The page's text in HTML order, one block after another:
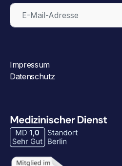
Impressum
Datenschutz